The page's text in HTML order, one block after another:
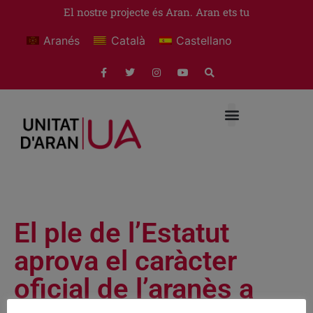
El nostre projecte és Aran. Aran ets tu
Aranés Català Castellano
El ple de l’Estatut
aprova el caràcter
oficial de l’aranès a